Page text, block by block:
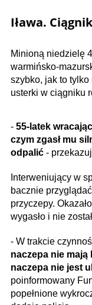
Iława.
Minioną niedzielę
warmińsko-
szybko, jak to tylko
usterki w ciągniku
- 55-latek
czym zgasł mu
odpalić -
Interweniujący w
bacznie
przyczepy.
wygasło i nie
- W trakcie
naczepa nie
naczepa nie jest
poinformowany
popełnione